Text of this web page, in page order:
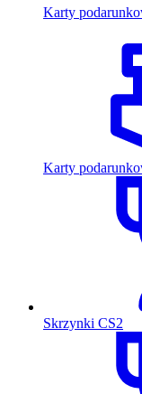
Karty
Karty
Skrzynki CS2